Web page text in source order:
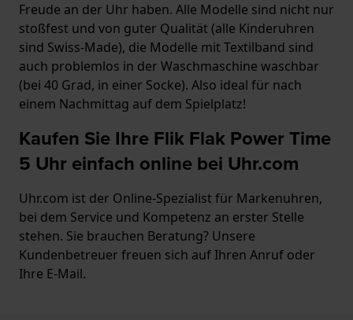
Freude an der Uhr haben. Alle Modelle sind nicht nur
stoßfest und von guter Qualität (alle Kinderuhren
sind Swiss-Made), die Modelle mit Textilband sind
auch problemlos in der Waschmaschine waschbar
(bei 40 Grad, in einer Socke). Also ideal für nach
einem Nachmittag auf dem Spielplatz!
Kaufen Sie Ihre Flik Flak Power Time
5 Uhr einfach online bei Uhr.com
Uhr.com ist der Online-Spezialist für Markenuhren,
bei dem Service und Kompetenz an erster Stelle
stehen. Sie brauchen Beratung? Unsere
Kundenbetreuer freuen sich auf Ihren Anruf oder
Ihre E-Mail.